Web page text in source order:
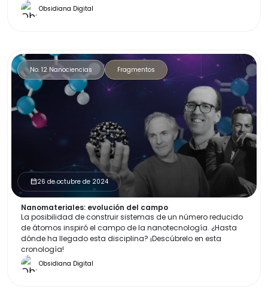
Obsidiana Digital
No. 12 Nanociencias Fragmentos
calendar_month26 de octubre de 2024
Nanomateriales: evolución del campo
La posibilidad de construir sistemas de un número reducido
de átomos inspiró el campo de la nanotecnología. ¿Hasta
dónde ha llegado esta disciplina? ¡Descúbrelo en esta
cronología!
Obsidiana Digital